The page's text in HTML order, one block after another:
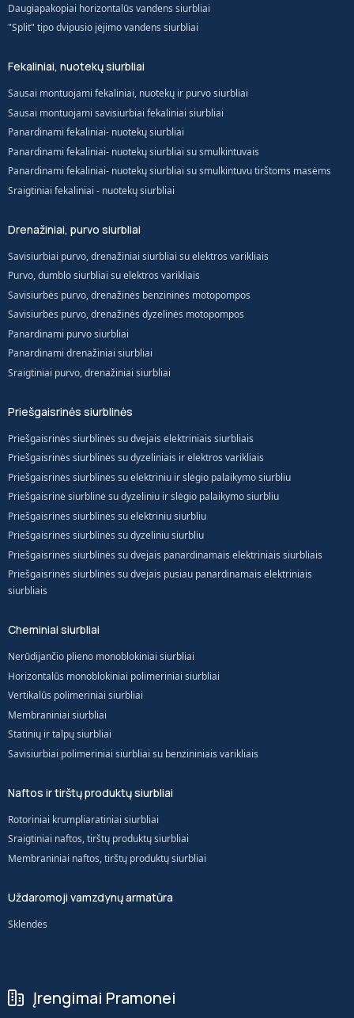
Daugiapakopiai horizontalūs vandens siurbliai
"Split" tipo dvipusio įėjimo vandens siurbliai
Fekaliniai, nuotekų siurbliai
Sausai montuojami fekaliniai, nuotekų ir purvo siurbliai
Sausai montuojami savisiurbiai fekaliniai siurbliai
Panardinami fekaliniai- nuotekų siurbliai
Panardinami fekaliniai- nuotekų siurbliai su smulkintuvais
Panardinami fekaliniai- nuotekų siurbliai su smulkintuvu tirštoms masėms
Sraigtiniai fekaliniai - nuotekų siurbliai
Drenažiniai, purvo siurbliai
Savisiurbiai purvo, drenažiniai siurbliai su elektros varikliais
Purvo, dumblo siurbliai su elektros varikliais
Savisiurbės purvo, drenažinės benzininės motopompos
Savisiurbės purvo, drenažinės dyzelinės motopompos
Panardinami purvo siurbliai
Panardinami drenažiniai siurbliai
Sraigtiniai purvo, drenažiniai siurbliai
Priešgaisrinės siurblinės
Priešgaisrinės siurblinės su dvejais elektriniais siurbliais
Priešgaisrinės siurblinės su dyzeliniais ir elektros varikliais
Priešgaisrinės siurblinės su elektriniu ir slėgio palaikymo siurbliu
Priešgaisrinė siurblinė su dyzeliniu ir slėgio palaikymo siurbliu
Priešgaisrinės siurblinės su elektriniu siurbliu
Priešgaisrinės siurblinės su dyzeliniu siurbliu
Priešgaisrinės siurblinės su dvejais panardinamais elektriniais siurbliais
Priešgaisrinės siurblinės su dvejais pusiau panardinamais elektriniais
siurbliais
Cheminiai siurbliai
Nerūdijančio plieno monoblokiniai siurbliai
Horizontalūs monoblokiniai polimeriniai siurbliai
Vertikalūs polimeriniai siurbliai
Membraniniai siurbliai
Statinių ir talpų siurbliai
Savisiurbiai polimeriniai siurbliai su benzininiais varikliais
Naftos ir tirštų produktų siurbliai
Rotoriniai krumpliaratiniai siurbliai
Sraigtiniai naftos, tirštų produktų siurbliai
Membraniniai naftos, tirštų produktų siurbliai
Uždaromoji vamzdynų armatūra
Sklendės
Įrengimai Pramonei